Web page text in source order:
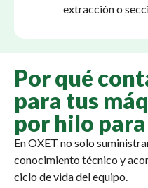
extracción o
Por qué
para tus
por hilo
En OXET no solo
conocimiento técnico y
ciclo de vida del equipo.